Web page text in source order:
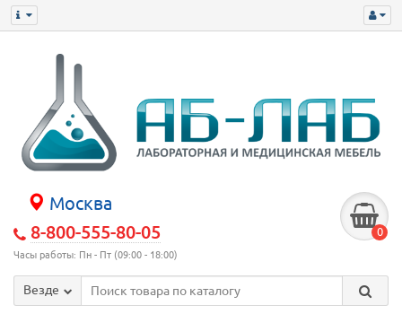
Москва
8-800-555-80-05
Часы работы: Пн - Пт (09:00 - 18:00)
0
Везде